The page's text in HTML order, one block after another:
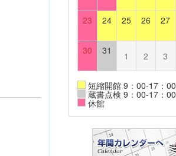
23 24 25 26 27
30 31 1 2 3
短縮開館 9：00-17：00
蔵書点検 9：00-17：00
休館